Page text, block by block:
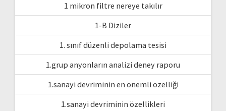
1 mikron filtre nereye takılır
1-B Diziler
1. sınıf düzenli depolama tesisi
1.grup anyonların analizi deney raporu
1.sanayi devriminin en önemli özelliği
1.sanayi devriminin özellikleri